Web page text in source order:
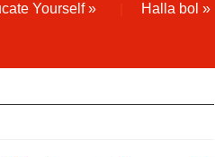
Yourself» Halla bol »